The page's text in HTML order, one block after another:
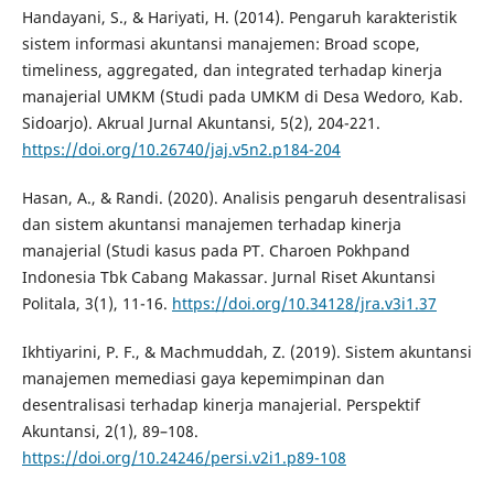
Handayani, S., & Hariyati, H. (2014). Pengaruh karakteristik
sistem informasi akuntansi manajemen: Broad scope,
timeliness, aggregated, dan integrated terhadap kinerja
manajerial UMKM (Studi pada UMKM di Desa Wedoro, Kab.
Sidoarjo). Akrual Jurnal Akuntansi, 5(2), 204-221.
https://doi.org/10.26740/jaj.v5n2.p184-204
Hasan, A., & Randi. (2020). Analisis pengaruh desentralisasi
dan sistem akuntansi manajemen terhadap kinerja
manajerial (Studi kasus pada PT. Charoen Pokhpand
Indonesia Tbk Cabang Makassar. Jurnal Riset Akuntansi
Politala, 3(1), 11-16. https://doi.org/10.34128/jra.v3i1.37
Ikhtiyarini, P. F., & Machmuddah, Z. (2019). Sistem akuntansi
manajemen memediasi gaya kepemimpinan dan
desentralisasi terhadap kinerja manajerial. Perspektif
Akuntansi, 2(1), 89–108.
https://doi.org/10.24246/persi.v2i1.p89-108